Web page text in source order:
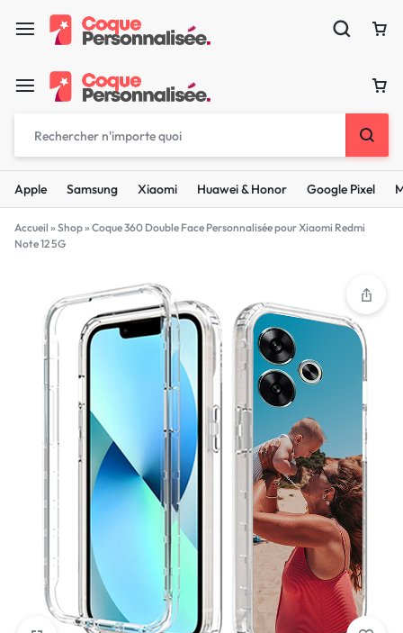
Apple Samsung Xiaomi Huawei & Honor Google Pixel
Accueil » Shop» Coque 360 Double Face Personnalisée pour Xiaomi Redmi
Note 12 5G